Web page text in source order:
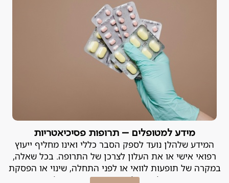
מידע למטופלים – תרופות פסיכיאטריות
המידע שלהלן נועד לספק הסבר כללי ואינו מחליף ייעוץ
רפואי אישי או את העלון לצרכן של התרופה. בכל שאלה,
במקרה של תופעות לוואי או לפני התחלה, שינוי או הפסקת
טיפול – יש להייועץ ברופא המטפל.